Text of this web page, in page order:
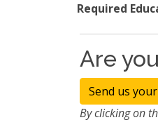
Required
Are
Send us
By clicking on